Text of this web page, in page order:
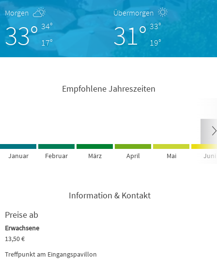
Morgen
33° 34°
17°
Übermorgen
31° 33°
19°
Empfohlene Jahreszeiten
Januar Februar März April Mai Juni
Information & Kontakt
Preise ab
Erwachsene
13,50 €
Treffpunkt am Eingangspavillon